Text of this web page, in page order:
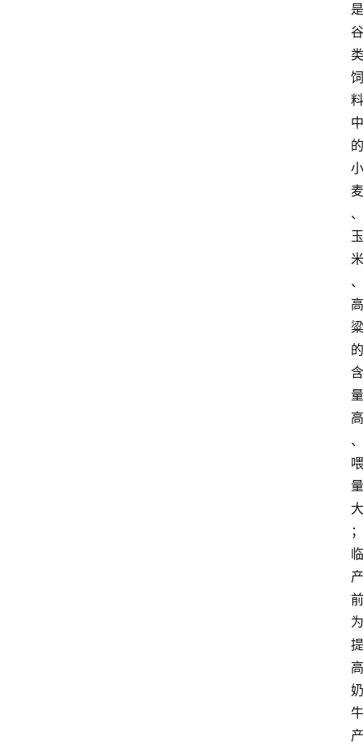
是
谷
类
饲
料
中
的
小
麦
、
玉
米
、
高
粱
的
含
量
高
、
喂
量
大
；
临
产
前
为
提
高
奶
牛
产